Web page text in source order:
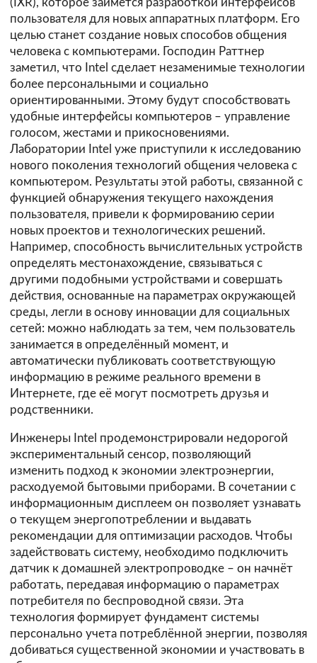
(IXR), которое займётся разработкой интерфейсов
пользователя для новых аппаратных платформ. Его
целью станет создание новых способов общения
человека с компьютерами. Господин Раттнер
заметил, что Intel сделает незаменимые технологии
более персональными и социально
ориентированными. Этому будут способствовать
удобные интерфейсы компьютеров – управление
голосом, жестами и прикосновениями.
Лаборатории Intel уже приступили к исследованию
нового поколения технологий общения человека с
компьютером. Результаты этой работы, связанной с
функцией обнаружения текущего нахождения
пользователя, привели к формированию серии
новых проектов и технологических решений.
Например, способность вычислительных устройств
определять местонахождение, связываться с
другими подобными устройствами и совершать
действия, основанные на параметрах окружающей
среды, легли в основу инновации для социальных
сетей: можно наблюдать за тем, чем пользователь
занимается в определённый момент, и
автоматически публиковать соответствующую
информацию в режиме реального времени в
Интернете, где её могут посмотреть друзья и
родственники.
Инженеры Intel продемонстрировали недорогой
экспериментальный сенсор, позволяющий
изменить подход к экономии электроэнергии,
расходуемой бытовыми приборами. В сочетании с
информационным дисплеем он позволяет узнавать
о текущем энергопотреблении и выдавать
рекомендации для оптимизации расходов. Чтобы
задействовать систему, необходимо подключить
датчик к домашней электропроводке – он начнёт
работать, передавая информацию о параметрах
потребителя по беспроводной связи. Эта
технология формирует фундамент системы
персонально учета потреблённой энергии, позволяя
добиваться существенной экономии и участвовать в